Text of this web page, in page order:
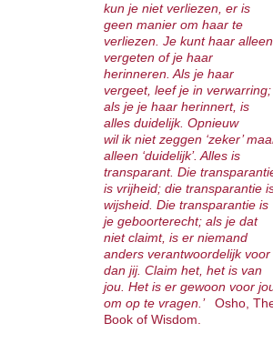
kun je niet verliezen, er is
geen manier om haar te
verliezen. Je kunt haar alleen
vergeten of je haar
herinneren. Als je haar
vergeet, leef je in verwarring;
als je je haar herinnert, is
alles duidelijk. Opnieuw
wil ik niet zeggen ‘zeker’
alleen ‘duidelijk’. Alles is
transparant. Die
is vrijheid; die transparantie
wijsheid. Die transparantie is
je geboorterecht; als je dat
niet claimt, is er niemand
anders verantwoordelijk voor
dan jij. Claim het, het is van
jou. Het is er gewoon voor
om op te vragen.’ Osho,
Book of Wisdom.